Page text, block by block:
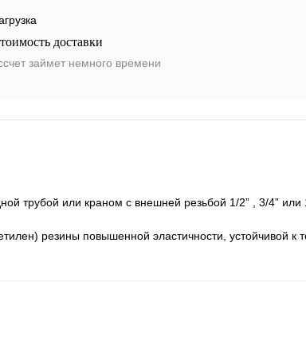
доставки
займет немного времени
трубой или краном с внешней резьбой 1/2” , 3/4” или
резины повышенной эластичности, устойчивой к